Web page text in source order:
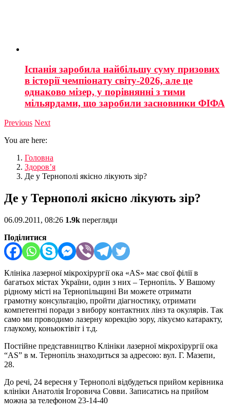
Іспанія заробила найбільшу суму призових
в історії чемпіонату світу-2026, але це
однаково мізер, у порівнянні з тими
мільярдами, що заробили засновники ФІФА
Previous Next
You are here:
Головна
Здоров’я
Де у Тернополі якісно лікують зір?
Де у Тернополі якісно лікують зір?
06.09.2011, 08:26 1.9k перегляди
Поділитися
Клініка лазерної мікрохірургії ока «АS» має свої філії в
багатьох містах України, один з них – Тернопіль. У Вашому
рідному місті на Тернопільщині Ви можете отримати
грамотну консультацію, пройти діагностику, отримати
компетентні поради з вибору контактних лінз та окулярів. Так
само ми проводимо лазерну корекцію зору, лікуємо катаракту,
глаукому, коньюктівіт і т.д.
Постійне представництво Клініки лазерної мікрохірургії ока
“AS” в м. Тернопіль знаходиться за адресою: вул. Г. Мазепи,
28.
До речі, 24 вересня у Тернополі відбудеться прийом керівника
клініки Анатолія Ігоровича Совви. Записатись на прийом
можна за телефоном 23-14-40